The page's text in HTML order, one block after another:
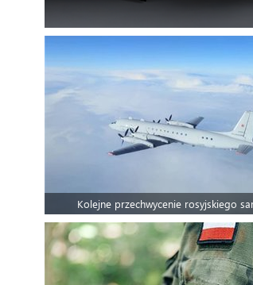
Kolejne przechwycenie rosyjskiego